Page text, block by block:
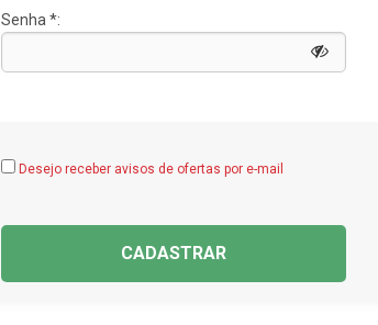
Senha *:
Desejo receber avisos de ofertas por e-mail
CADASTRAR